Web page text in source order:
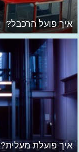
איך פועל הרכבל?
איך פועלת מעלית?